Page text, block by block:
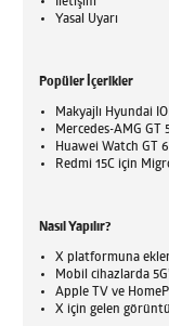
İletişim
Yasal Uyarı
Popüler İçerikler
Makyajlı Hyundai
Mercedes-AMG GT
Huawei Watch GT
Redmi 15C için
Nasıl Yapılır?
X platformuna
Mobil cihazlarda
Apple TV ve
X için gelen